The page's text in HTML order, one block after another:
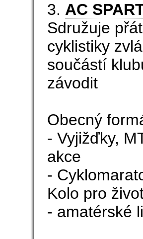
3. AC
Sdružuje
cyklistiky
součástí
závodit
Obecný
- Vyjižďky,
akce
-
Kolo pro
- amatérské